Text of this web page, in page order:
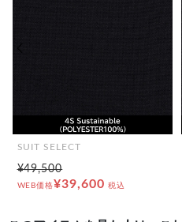
SUIT SELECT
¥49,500
WEB価格¥39,600 税込
前の画像